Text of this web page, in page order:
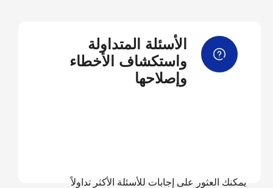
الأسئلة المتداولة
واستكشاف الأخطاء
وإصلاحها
يمكنك العثور على إجابات للأسئلة الأكثر تداولاً